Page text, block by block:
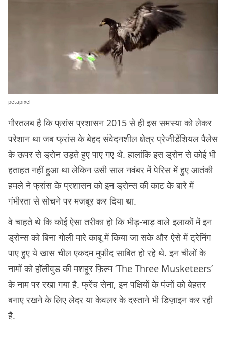
petapixel
गौरतलब है कि फ्रांस प्रशासन 2015 से ही इस समस्या को लेकर
परेशान था जब फ्रांस के बेहद संवेदनशील क्षेत्र प्रेजीडेंशियल पैलेस
के ऊपर से ड्रोन उड़ते हुए पाए गए थे. हालांकि इस ड्रोन से कोई भी
हताहत नहीं हुआ था लेकिन उसी साल नवंबर में पेरिस में हुए आतंकी
हमले ने फ्रांस के प्रशासन को इन ड्रोन्स की काट के बारे में
गंभीरता से सोचने पर मजबूर कर दिया था.
वे चाहते थे कि कोई ऐसा तरीका हो कि भीड़-भाड़ वाले इलाकों में इन
ड्रोन्स को बिना गोली मारे काबू में किया जा सके और ऐसे में ट्रेनिंग
पाए हुए ये खास चील एकदम मुफीद साबित हो रहे थे. इन चीलों के
नामों को हॉलीवुड की मशहूर फ़िल्म ‘The Three Musketeers’
के नाम पर रखा गया है. फ्रेंच सेना, इन पक्षियों के पंजों को बेहतर
बनाए रखने के लिए लेदर या केवलर के दस्ताने भी डिज़ाइन कर रही
है.